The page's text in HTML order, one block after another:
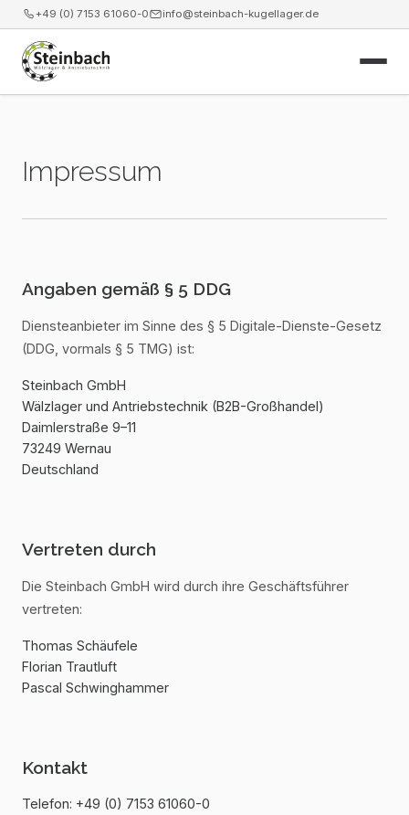
+49 (0) 7153 61060-0 info@steinbach-kugellager.de
Produkte
Leistungen
Kontakt
Webshop
Impressum
Angaben gemäß § 5 DDG
Diensteanbieter im Sinne des § 5 Digitale-Dienste-Gesetz
(DDG, vormals § 5 TMG) ist:
Steinbach GmbH
Wälzlager und Antriebstechnik (B2B-Großhandel)
Daimlerstraße 9–11
73249 Wernau
Deutschland
Vertreten durch
Die Steinbach GmbH wird durch ihre Geschäftsführer
vertreten:
Thomas Schäufele
Florian Trautluft
Pascal Schwinghammer
Kontakt
Telefon: +49 (0) 7153 61060-0